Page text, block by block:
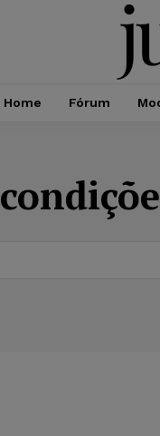
Home Fórum